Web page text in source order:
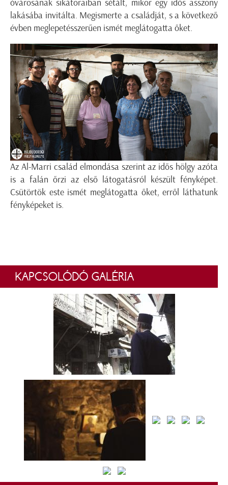
óvárosának sikátoraiban sétált, mikor egy idős asszony
lakásába invitálta. Megismerte a családját, s a következő
évben meglepetésszerűen ismét meglátogatta őket.
Az Al-Marri család elmondása szerint az idős hölgy azóta
is a falán őrzi az első látogatásról készült fényképet.
Csütörtök este ismét meglátogatta őket, erről láthatunk
fényképeket is.
KAPCSOLÓDÓ GALÉRIA